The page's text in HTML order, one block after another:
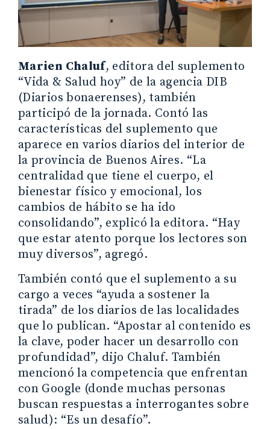
Marien Chaluf, editora del suplemento
“Vida & Salud hoy” de la agencia DIB
(Diarios bonaerenses), también
participó de la jornada. Contó las
características del suplemento que
aparece en varios diarios del interior de
la provincia de Buenos Aires. “La
centralidad que tiene el cuerpo, el
bienestar físico y emocional, los
cambios de hábito se ha ido
consolidando”, explicó la editora. “Hay
que estar atento porque los lectores son
muy diversos”, agregó.
También contó que el suplemento a su
cargo a veces “ayuda a sostener la
tirada” de los diarios de las localidades
que lo publican. “Apostar al contenido es
la clave, poder hacer un desarrollo con
profundidad”, dijo Chaluf. También
mencionó la competencia que enfrentan
con Google (donde muchas personas
buscan respuestas a interrogantes sobre
salud): “Es un desafío”.